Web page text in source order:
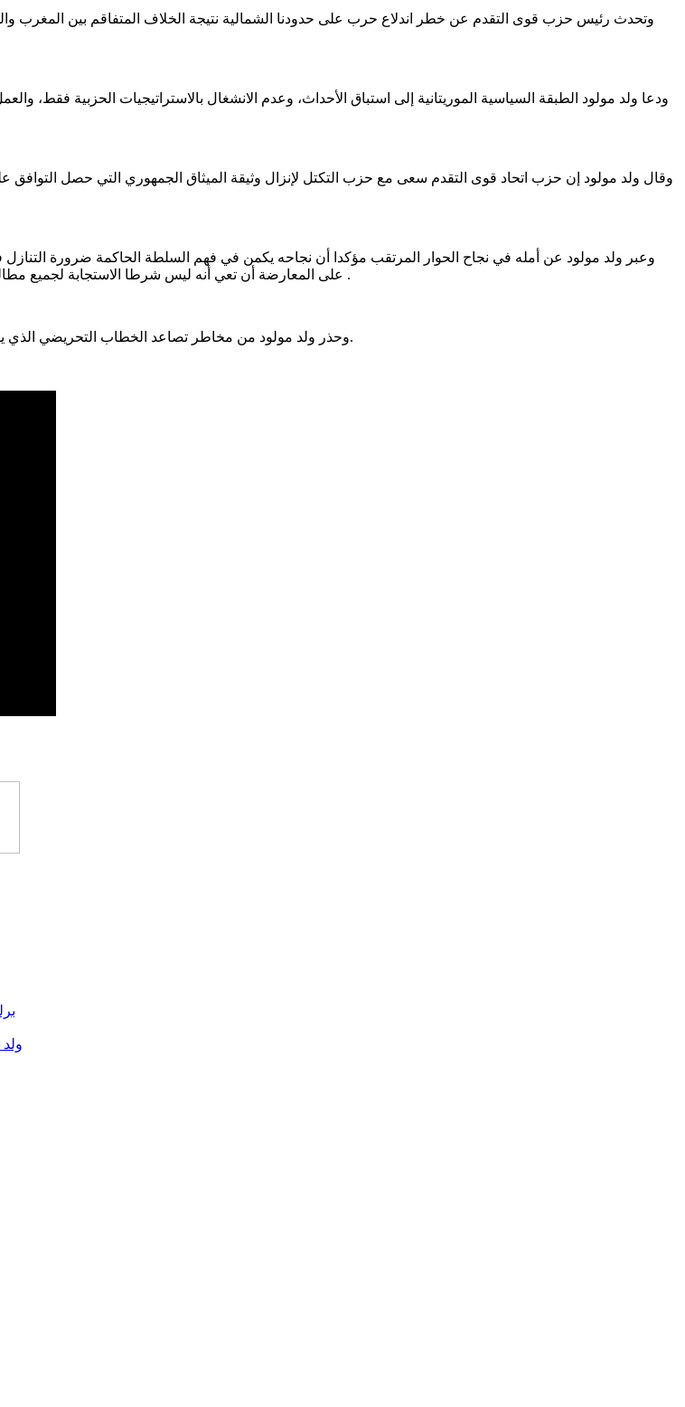
وتحدث رئيس حزب قوى التقدم عن خطر اندلاع حرب على حدودنا الشمالية نتيجة الخلاف المتفاقم بين المغرب
ودعا ولد مولود الطبقة السياسية الموريتانية إلى استباق الأحداث، وعدم الانشغال بالاستراتيجيات الحزبية فقط،
وقال ولد مولود إن حزب اتحاد قوى التقدم سعى مع حزب التكتل لإنزال وثيقة الميثاق الجمهوري التي حصل التوافق
وعبر ولد مولود عن أمله في نجاح الحوار المرتقب مؤكدا أن نجاحه يكمن في فهم السلطة الحاكمة ضرورة التنازل
على المعارضة أن تعي أنه ليس شرطا الاستجابة لجميع مطالبها والمهم هو الاتفاق على القضايا الأساسية وعلى حلول وسطى تحقق المصالح العامة للبلد .
وحذر ولد مولود من مخاطر تصاعد الخطاب التحريضي الذي يؤدي إلى زيادة الشقاق ويعمق الازمة الاجتماعية وتهيج المشاعر على أساس عرقي أو جهوي.